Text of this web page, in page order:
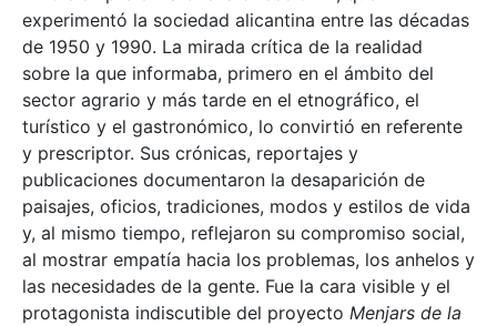
experimentó la sociedad alicantina entre las décadas
de 1950 y 1990. La mirada crítica de la realidad
sobre la que informaba, primero en el ámbito del
sector agrario y más tarde en el etnográfico, el
turístico y el gastronómico, lo convirtió en referente
y prescriptor. Sus crónicas, reportajes y
publicaciones documentaron la desaparición de
paisajes, oficios, tradiciones, modos y estilos de vida
y, al mismo tiempo, reflejaron su compromiso social,
al mostrar empatía hacia los problemas, los anhelos y
las necesidades de la gente. Fue la cara visible y el
protagonista indiscutible del proyecto Menjars de la